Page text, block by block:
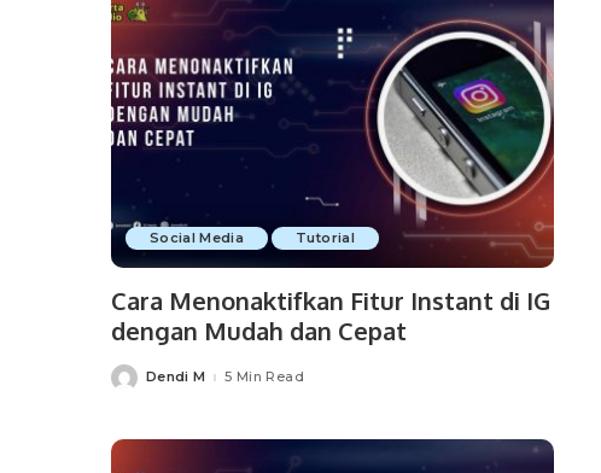
Social Media Tutorial
Cara Menonaktifkan Fitur Instant di IG
dengan Mudah dan Cepat
PostedDendi M 5 Min Read